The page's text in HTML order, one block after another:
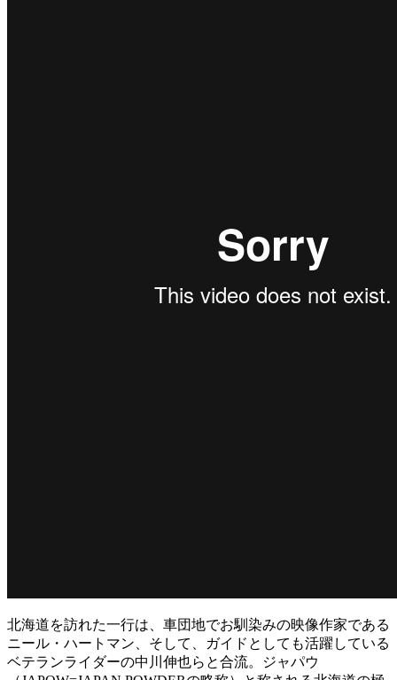
北海道を訪れた一行は、車団地でお馴染みの映像作家である
ニール・ハートマン、そして、ガイドとしても活躍している
ベテランライダーの中川伸也らと合流。ジャパウ